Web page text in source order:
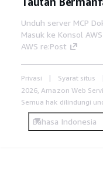
Unduh server MCP
Masuk ke Konsol AWS
AWS re:Post
Privasi Syarat situs
2026, Amazon Web
Semua hak dilindungi
Bahasa Indonesia